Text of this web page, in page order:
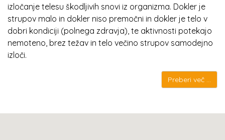
izločanje telesu škodljivih snovi iz organizma. Dokler je
strupov malo in dokler niso premočni in dokler je telo v
dobri kondiciji (polnega zdravja), te aktivnosti potekajo
nemoteno, brez težav in telo večino strupov samodejno
izloči.
Preberi več ...